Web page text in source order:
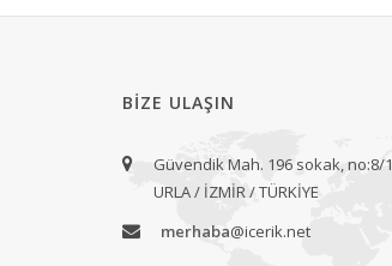
BIZE ULAŞIN
Güvendik Mah. 196 sokak, no:8/1
URLA / İZMİR / TÜRKİYE
merhaba@icerik.net